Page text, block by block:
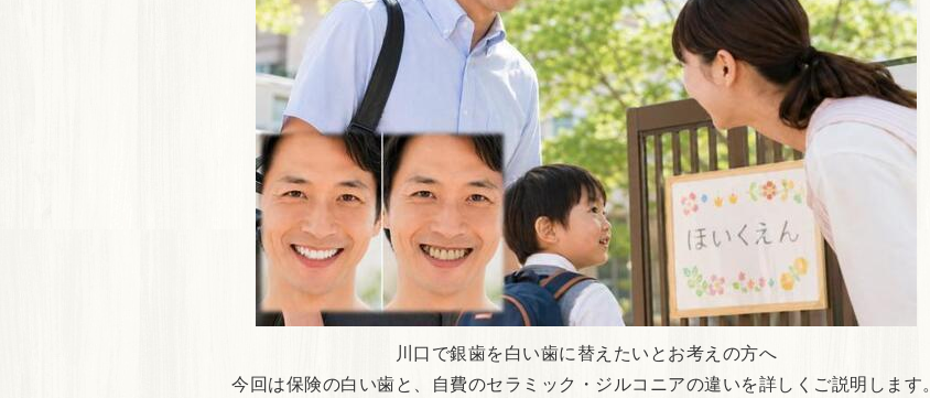
川口で銀歯を白い歯に替えたいとお考えの方へ
今回は保険の白い歯と、自費のセラミック・ジルコニアの違いを詳しくご説明します。